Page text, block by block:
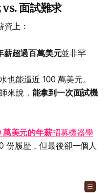
面試難求
上：
薪超過百萬美元並非罕
也能逼近 100 萬美元。
來說， 能拿到一次面試機
萬美元的年薪招募機器學
份履歷，但最後卻一個人